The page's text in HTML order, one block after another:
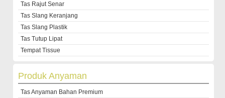
Tas Rajut Senar
Tas Slang Keranjang
Tas Slang Plastik
Tas Tutup Lipat
Tempat Tissue
Produk Anyaman
Tas Anyaman Bahan Premium